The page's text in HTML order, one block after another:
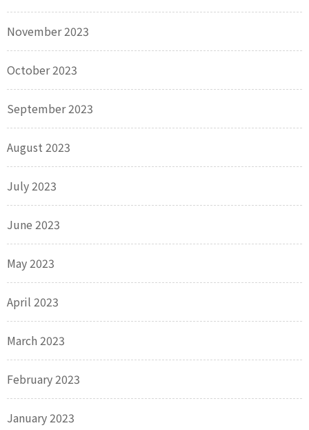
November 2023
October 2023
September 2023
August 2023
July 2023
June 2023
May 2023
April 2023
March 2023
February 2023
January 2023